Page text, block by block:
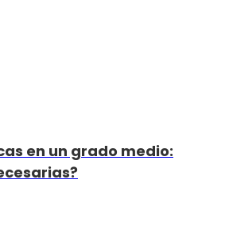
en un grado medio: